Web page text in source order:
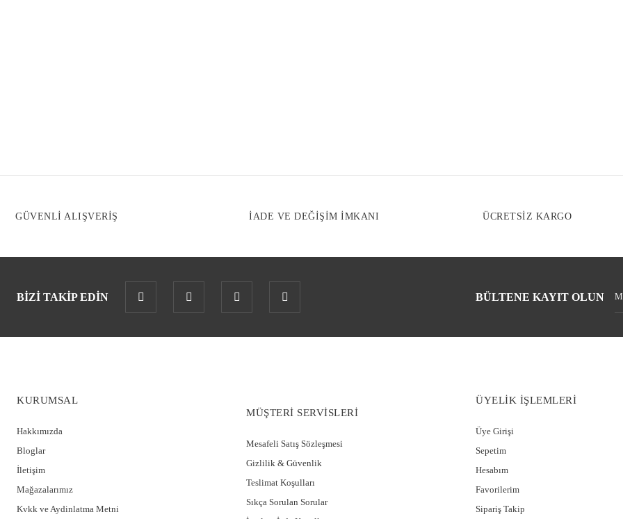
GÜVENLİ ALIŞVERİŞ İADE VE DEĞİŞİM İMKANI ÜCRETSİZ KARGO
BİZİ TAKİP EDİN BÜLTENE KAYIT OLUN
KURUMSAL
Hakkımızda
Bloglar
İletişim
Mağazalarımız
Kvkk ve Aydinlatma Metni
MÜŞTERİ SERVİSLERİ
Mesafeli Satış Sözleşmesi
Gizlilik & Güvenlik
Teslimat Koşulları
Sıkça Sorulan Sorular
ÜYELİK İŞLEMLERİ
Üye Girişi
Sepetim
Hesabım
Favorilerim
Sipariş Takip